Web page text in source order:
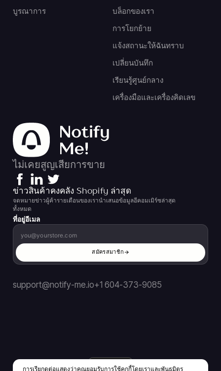
การเรียกดูต่อแสดงว่าคุณยอมรับการใช้คุกกี้โดยเราและพันธมิตร
บล็อกของเรา
การโยกย้าย
แจ้งสถานะให้ฉันทราบ
เปลี่ยนบันทึก
เรียนรู้ศูนย์กลาง
เครื่องมือและเครื่องคิดเลข
บูรณาการ
ไม่เคยสูญเสียการขาย
ข่าวสินค้าคงคลัง Shopify ล่าสุด
จดหมายข่าวผู้ค้ารายเดือนของเรานำเสนอข้อมูลอีคอมเมิร์ซล่าสุด
ทั้งหมด
ที่อยู่อีเมล
สมัครสมาชิก
support@notify-me.io+1 604-373-9085
TH